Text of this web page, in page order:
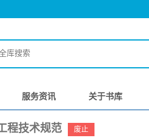
服务资讯 关于书库
程技术规范 废止